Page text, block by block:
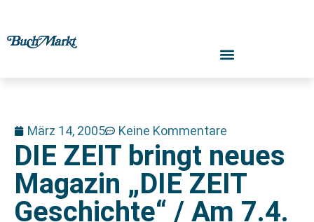
März 14, 2005 Keine Kommentare
DIE ZEIT bringt neues
Magazin „DIE ZEIT
Geschichte“ / Am 7.4.